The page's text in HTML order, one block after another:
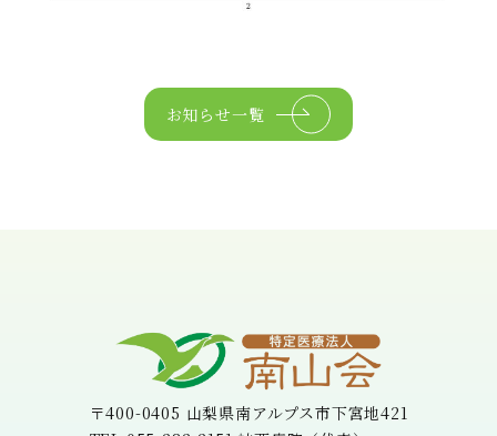
お知らせ一覧
〒400-0405 山梨県南アルプス市下宮地421